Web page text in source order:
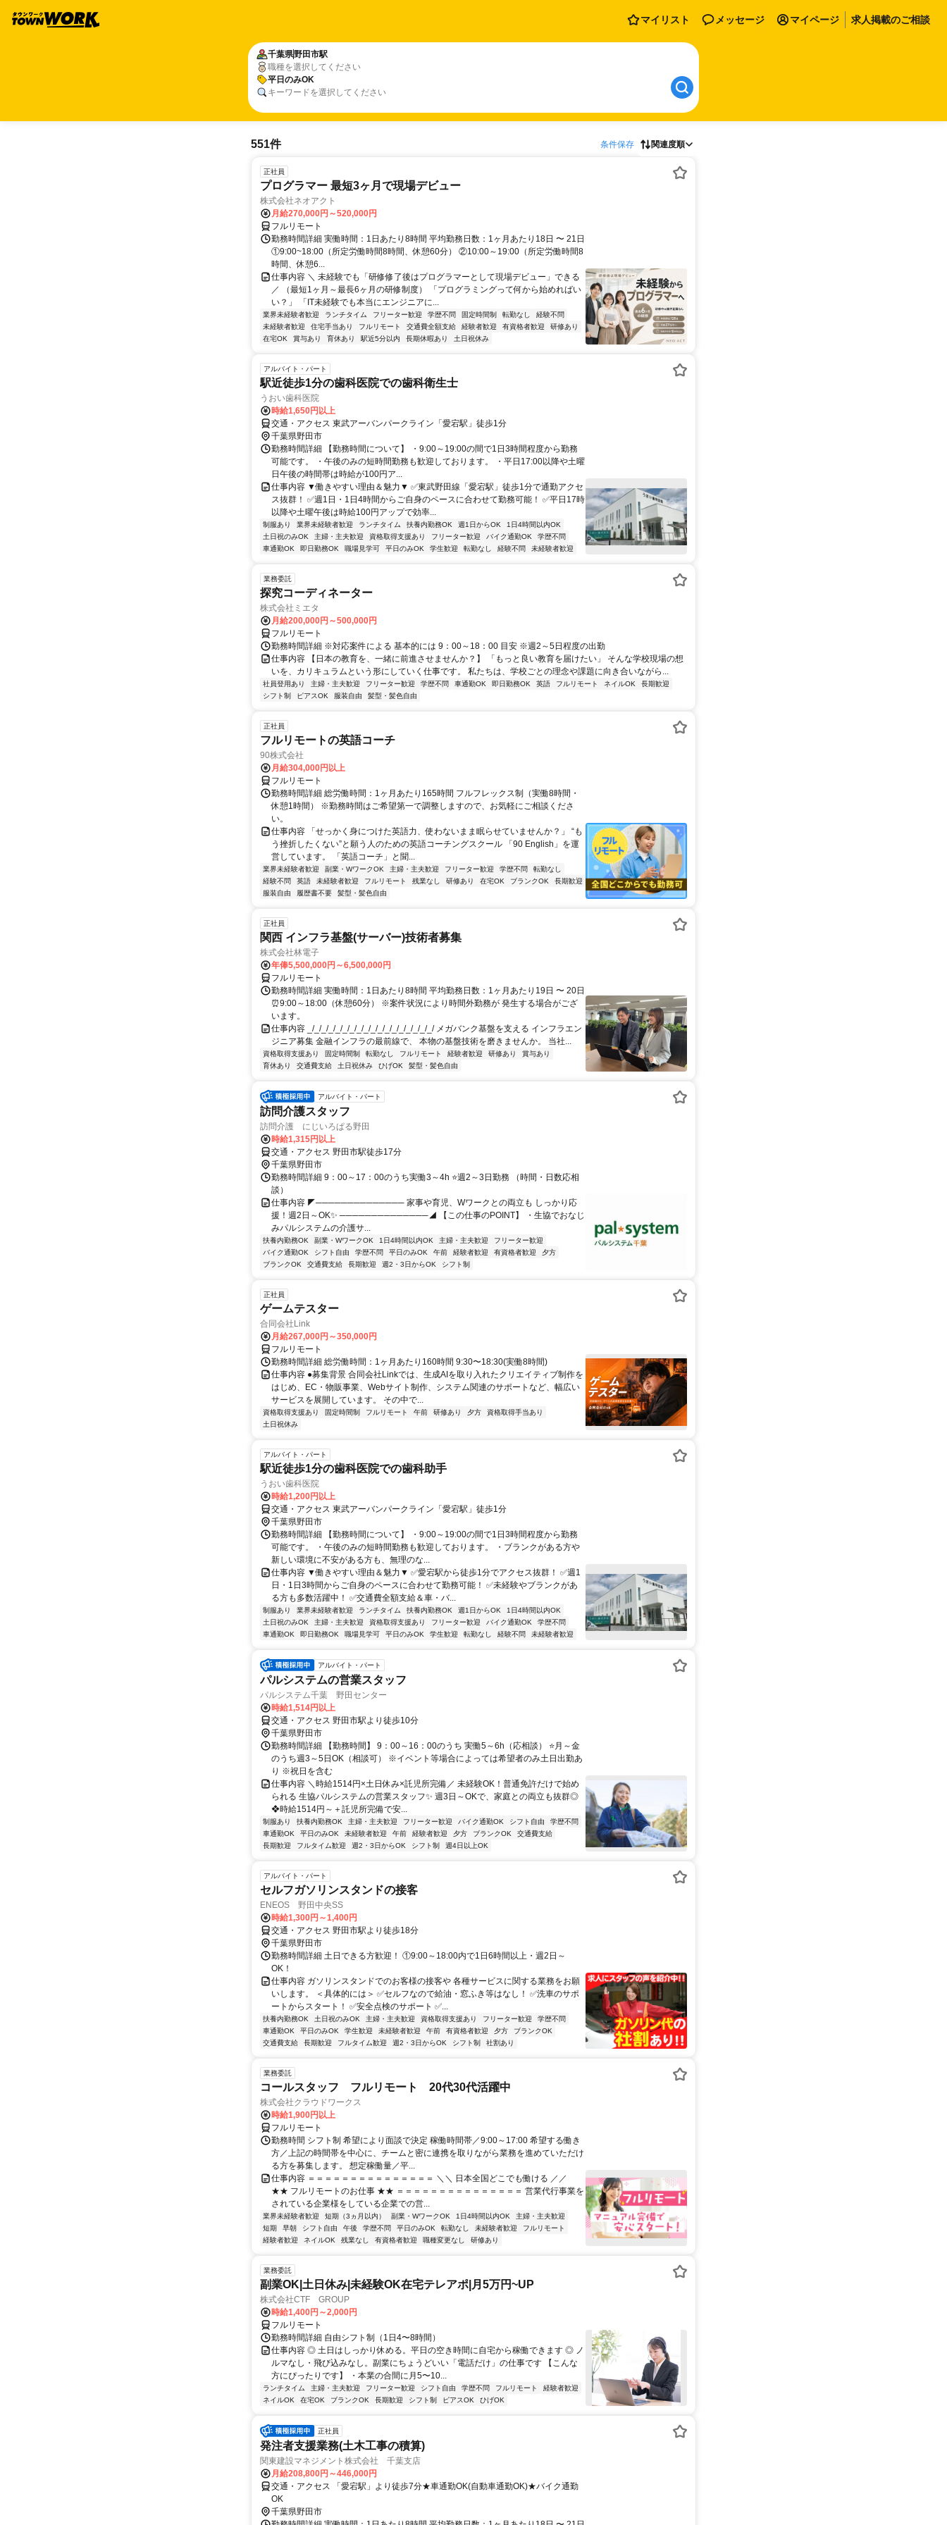
マイリスト メッセージ マイページ 求人掲載のご相談
千葉県野田市駅
職種を選択してください
平日のみOK
キーワードを選択してください
551件 条件保存 関連度順
正社員
プログラマー 最短3ヶ月で現場デビュー
株式会社ネオアクト
月給270,000円～520,000円
フルリモート
勤務時間詳細 実働時間：1日あたり8時間 平均勤務日数：1ヶ月あたり18日 〜 21日
①9:00~18:00（所定労働時間8時間、休憩60分） ②10:00～19:00（所定労働時間8
時間、休憩6...
仕事内容 ＼ 未経験でも「研修修了後はプログラマーとして現場デビュー」できる
／ （最短1ヶ月～最長6ヶ月の研修制度） 「プログラミングって何から始めればい
い？」 「IT未経験でも本当にエンジニアに...
業界未経験者歓迎 ランチタイム フリーター歓迎 学歴不問 固定時間制 転勤なし
経験不問
未経験者歓迎
住宅手当あり フルリモート 交通費全額支給 経験者歓迎 有資格者歓迎
研修あり
在宅OK
賞与あり 育休あり 駅近5分以内 長期休暇あり 土日祝休み
アルバイト・パート
駅近徒歩1分の歯科医院での歯科衛生士
うおい歯科医院
時給1,650円以上
交通・アクセス 東武アーバンパークライン「愛宕駅」徒歩1分
千葉県野田市
勤務時間詳細 【勤務時間について】 ・9:00～19:00の間で1日3時間程度から勤務
可能です。 ・午後のみの短時間勤務も歓迎しております。 ・平日17:00以降や土曜
日午後の時間帯は時給が100円ア...
仕事内容 ▼働きやすい理由＆魅力▼ ✅東武野田線「愛宕駅」徒歩1分で通勤アクセ
ス抜群！ ✅週1日・1日4時間からご自身のペースに合わせて勤務可能！ ✅平日17時
以降や土曜午後は時給100円アップで効率...
制服あり 業界未経験者歓迎 ランチタイム 扶養内勤務OK 週1日からOK
1日4時間以内OK
土日祝のみOK
主婦・主夫歓迎 資格取得支援あり フリーター歓迎 バイク通勤OK
学歴不問
車通勤OK
即日勤務OK 職場見学可 平日のみOK 学生歓迎 転勤なし 経験不問 未経験者歓迎
業務委託
探究コーディネーター
株式会社ミエタ
月給200,000円～500,000円
フルリモート
勤務時間詳細 ※対応案件による 基本的には 9：00～18：00 目安 ※週2～5日程度の出勤
仕事内容 【日本の教育を、一緒に前進させませんか？】 「もっと良い教育を届けたい」 そんな学校現場の想
いを、カリキュラムという形にしていく仕事です。 私たちは、学校ごとの理念や課題に向き合いながら...
社員登用あり 主婦・主夫歓迎 フリーター歓迎 学歴不問 車通勤OK 即日勤務OK 英語 フルリモート ネイルOK
長期歓迎
シフト制
ピアスOK 服装自由 髪型・髪色自由
正社員
フルリモートの英語コーチ
90株式会社
月給304,000円以上
フルリモート
勤務時間詳細 総労働時間：1ヶ月あたり165時間 フルフレックス制（実働8時間・
休憩1時間） ※勤務時間はご希望第一で調整しますので、お気軽にご相談くださ
い。
仕事内容 「せっかく身につけた英語力、使わないまま眠らせていませんか？」 “も
う挫折したくない”と願う人のための英語コーチングスクール 「90 English」を運
営しています。 「英語コーチ」と聞...
業界未経験者歓迎 副業・WワークOK 主婦・主夫歓迎 フリーター歓迎 学歴不問
転勤なし
経験不問
英語 未経験者歓迎 フルリモート 残業なし 研修あり 在宅OK ブランクOK
長期歓迎
服装自由
履歴書不要 髪型・髪色自由
正社員
関西 インフラ基盤(サーバー)技術者募集
株式会社林電子
年俸5,500,000円～6,500,000円
フルリモート
勤務時間詳細 実働時間：1日あたり8時間 平均勤務日数：1ヶ月あたり19日 〜 20日
⏰9:00～18:00（休憩60分） ※案件状況により時間外勤務が 発生する場合がござ
います。
仕事内容 _/_/_/_/_/_/_/_/_/_/_/_/_/_/_/_/_/_/ メガバンク基盤を支える インフラエン
ジニア募集 金融インフラの最前線で、 本物の基盤技術を磨きませんか。 当社...
資格取得支援あり 固定時間制 転勤なし フルリモート 経験者歓迎 研修あり
賞与あり
育休あり
交通費支給 土日祝休み ひげOK 髪型・髪色自由
アルバイト・パート
訪問介護スタッフ
訪問介護 にじいろぱる野田
時給1,315円以上
交通・アクセス 野田市駅徒歩17分
千葉県野田市
勤務時間詳細 9：00～17：00のうち実働3～4h ⭐週2～3日勤務 （時間・日数応相
談）
仕事内容 ◤────────────── 家事や育児、Wワークとの両立も しっかり応
援！週2日～OK✨ ──────────────◢ 【この仕事のPOINT】 ・生協でおなじ
みパルシステムの介護サ...
扶養内勤務OK 副業・WワークOK 1日4時間以内OK 主婦・主夫歓迎
フリーター歓迎
バイク通勤OK
シフト自由 学歴不問 平日のみOK 午前 経験者歓迎 有資格者歓迎
夕方
ブランクOK
交通費支給 長期歓迎 週2・3日からOK シフト制
正社員
ゲームテスター
合同会社Link
月給267,000円～350,000円
フルリモート
勤務時間詳細 総労働時間：1ヶ月あたり160時間 9:30〜18:30(実働8時間)
仕事内容 ●募集背景 合同会社Linkでは、生成AIを取り入れたクリエイティブ制作を
はじめ、EC・物販事業、Webサイト制作、システム関連のサポートなど、幅広い
サービスを展開しています。 その中で...
資格取得支援あり 固定時間制 フルリモート 午前 研修あり 夕方
資格取得手当あり
土日祝休み
アルバイト・パート
駅近徒歩1分の歯科医院での歯科助手
うおい歯科医院
時給1,200円以上
交通・アクセス 東武アーバンパークライン「愛宕駅」徒歩1分
千葉県野田市
勤務時間詳細 【勤務時間について】 ・9:00～19:00の間で1日3時間程度から勤務
可能です。 ・午後のみの短時間勤務も歓迎しております。 ・ブランクがある方や
新しい環境に不安がある方も、無理のな...
仕事内容 ▼働きやすい理由＆魅力▼ ✅愛宕駅から徒歩1分でアクセス抜群！ ✅週1
日・1日3時間からご自身のペースに合わせて勤務可能！ ✅未経験やブランクがあ
る方も多数活躍中！ ✅交通費全額支給＆車・バ...
制服あり 業界未経験者歓迎 ランチタイム 扶養内勤務OK 週1日からOK
1日4時間以内OK
土日祝のみOK
主婦・主夫歓迎 資格取得支援あり フリーター歓迎 バイク通勤OK
学歴不問
車通勤OK
即日勤務OK 職場見学可 平日のみOK 学生歓迎 転勤なし 経験不問 未経験者歓迎
アルバイト・パート
パルシステムの営業スタッフ
パルシステム千葉 野田センター
時給1,514円以上
交通・アクセス 野田市駅より徒歩10分
千葉県野田市
勤務時間詳細 【勤務時間】 9：00～16：00のうち 実働5～6h（応相談） ⭐月～金
のうち週3～5日OK（相談可） ※イベント等場合によっては希望者のみ土日出勤あ
り ※祝日を含む
仕事内容 ＼時給1514円×土日休み×託児所完備／ 未経験OK！普通免許だけで始め
られる 生協パルシステムの営業スタッフ✨ 週3日～OKで、家庭との両立も抜群◎
❖時給1514円～＋託児所完備で安...
制服あり 扶養内勤務OK 主婦・主夫歓迎 フリーター歓迎 バイク通勤OK シフト自由
学歴不問
車通勤OK
平日のみOK 未経験者歓迎 午前 経験者歓迎 夕方 ブランクOK
交通費支給
長期歓迎
フルタイム歓迎 週2・3日からOK シフト制 週4日以上OK
アルバイト・パート
セルフガソリンスタンドの接客
ENEOS 野田中央SS
時給1,300円～1,400円
交通・アクセス 野田市駅より徒歩18分
千葉県野田市
勤務時間詳細 土日できる方歓迎！ ①9:00～18:00内で1日6時間以上・週2日～
OK！
仕事内容 ガソリンスタンドでのお客様の接客や 各種サービスに関する業務をお願
いします。 ＜具体的には＞ ✅セルフなので給油・窓ふき等はなし！ ✅洗車のサポ
ートからスタート！ ✅安全点検のサポート ✅...
扶養内勤務OK 土日祝のみOK 主婦・主夫歓迎 資格取得支援あり フリーター歓迎
学歴不問
車通勤OK
平日のみOK 学生歓迎 未経験者歓迎 午前 有資格者歓迎 夕方
ブランクOK
交通費支給
長期歓迎 フルタイム歓迎 週2・3日からOK シフト制 社割あり
業務委託
コールスタッフ フルリモート 20代30代活躍中
株式会社クラウドワークス
時給1,900円以上
フルリモート
勤務時間 シフト制 希望により面談で決定 稼働時間帯／9:00～17:00 希望する働き
方／上記の時間帯を中心に、チームと密に連携を取りながら業務を進めていただけ
る方を募集します。 想定稼働量／平...
仕事内容 ＝＝＝＝＝＝＝＝＝＝＝＝＝＝＝ ＼＼ 日本全国どこでも働ける ／／
★★ フルリモートのお仕事 ★★ ＝＝＝＝＝＝＝＝＝＝＝＝＝＝＝ 営業代行事業を
されている企業様をしている企業での営...
業界未経験者歓迎 短期（3ヵ月以内） 副業・WワークOK 1日4時間以内OK
主婦・主夫歓迎
短期
早朝 シフト自由 午後 学歴不問 平日のみOK 転勤なし 未経験者歓迎
フルリモート
経験者歓迎
ネイルOK 残業なし 有資格者歓迎 職種変更なし 研修あり
業務委託
副業OK|土日休み|未経験OK在宅テレアポ|月5万円~UP
株式会社CTF GROUP
時給1,400円～2,000円
フルリモート
勤務時間詳細 自由シフト制（1日4〜8時間）
仕事内容 ◎ 土日はしっかり休める。平日の空き時間に自宅から稼働できます ◎ ノ
ルマなし・飛び込みなし。副業にちょうどいい「電話だけ」の仕事です 【こんな
方にぴったりです】 ・本業の合間に月5〜10...
ランチタイム 主婦・主夫歓迎 フリーター歓迎 シフト自由 学歴不問 フルリモート
経験者歓迎
ネイルOK
在宅OK ブランクOK 長期歓迎 シフト制 ピアスOK ひげOK
正社員
発注者支援業務(土木工事の積算)
関東建設マネジメント株式会社 千葉支店
月給208,800円～446,000円
交通・アクセス 「愛宕駅」より徒歩7分★車通勤OK(自動車通勤OK)★バイク通勤
OK
千葉県野田市